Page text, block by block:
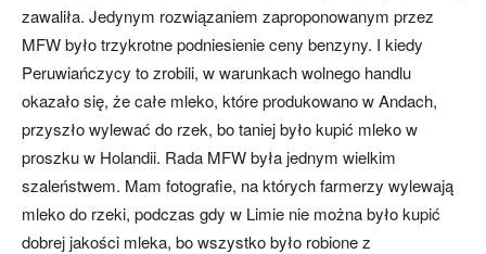
zawaliła. Jedynym rozwiązaniem zaproponowanym przez
MFW było trzykrotne podniesienie ceny benzyny. I kiedy
Peruwiańczycy to zrobili, w warunkach wolnego handlu
okazało się, że całe mleko, które produkowano w Andach,
przyszło wylewać do rzek, bo taniej było kupić mleko w
proszku w Holandii. Rada MFW była jednym wielkim
szaleństwem. Mam fotografie, na których farmerzy wylewają
mleko do rzeki, podczas gdy w Limie nie można było kupić
dobrej jakości mleka, bo wszystko było robione z